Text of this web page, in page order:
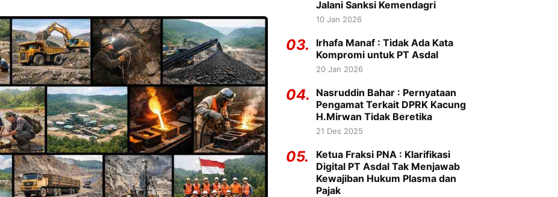
Jalani Sanksi Kemendagri
10 Jan 2026
03.
Irhafa Manaf : Tidak Ada Kata
Kompromi untuk PT Asdal
20 Jan 2026
04.
Nasruddin Bahar : Pernyataan
Pengamat Terkait DPRK Kacung
H.Mirwan Tidak Beretika
21 Des 2025
05.
Ketua Fraksi PNA : Klarifikasi
Digital PT Asdal Tak Menjawab
Kewajiban Hukum Plasma dan
Pajak